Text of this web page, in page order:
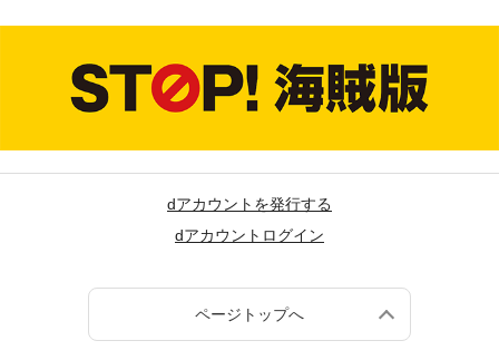
dアカウントを発行する
dアカウントログイン
ページトップへ